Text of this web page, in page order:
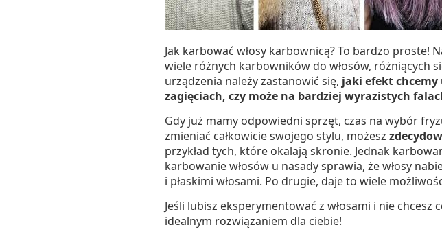
Jak karbować włosy karbownicą? To bardzo proste!
wiele różnych karbowników do włosów, różniących
urządzenia należy zastanowić się, jaki efekt chcemy
zagięciach, czy może na bardziej wyrazistych
Gdy już mamy odpowiedni sprzęt, czas na wybór
zmieniać całkowicie swojego stylu, możesz
przykład tych, które okalają skronie. Jednak
karbowanie włosów u nasady sprawia, że włosy
i płaskimi włosami. Po drugie, daje to wiele
Jeśli lubisz eksperymentować z włosami i nie
idealnym rozwiązaniem dla ciebie!